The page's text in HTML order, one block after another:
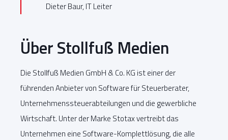
Dieter Baur, IT Leiter
Über Stollfuß Medien
Die Stollfuß Medien GmbH & Co. KG ist einer der
führenden Anbieter von Software für Steuerberater,
Unternehmenssteuerabteilungen und die gewerbliche
Wirtschaft. Unter der Marke Stotax vertreibt das
Unternehmen eine Software-Komplettlösung, die alle